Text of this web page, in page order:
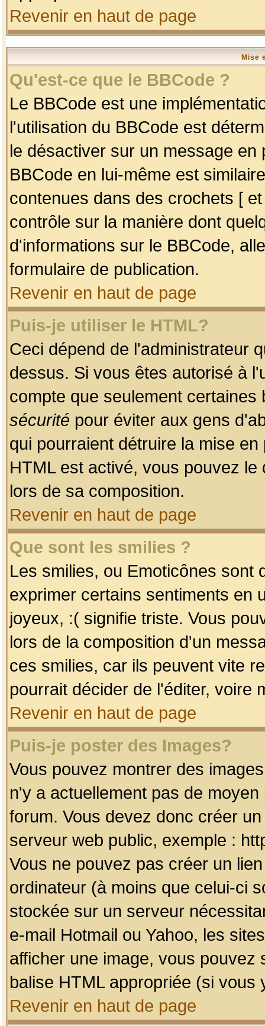
Revenir en haut de page
Mise
Qu'est-ce que le BBCode ?
Le BBCode est une
l'utilisation du BBCode est
le désactiver sur un message
BBCode en lui-même est
contenues dans des crochets [
contrôle sur la manière dont
d'informations sur le BBCode,
formulaire de publication.
Revenir en haut de page
Puis-je utiliser le HTML?
Ceci dépend de l'administrateur
dessus. Si vous êtes autorisé à
compte que seulement
sécurité pour éviter aux gens
qui pourraient détruire la mise
HTML est activé, vous pouvez
lors de sa composition.
Revenir en haut de page
Que sont les smilies ?
Les smilies, ou Emoticônes sont
exprimer certains sentiments en
joyeux, :( signifie triste. Vous
lors de la composition d'un
ces smilies, car ils peuvent vite
pourrait décider de l'éditer, voire
Revenir en haut de page
Puis-je poster des Images?
Vous pouvez montrer des
n'y a actuellement pas de
forum. Vous devez donc créer
serveur web public, exemple :
Vous ne pouvez pas créer un
ordinateur (à moins que celui-ci
stockée sur un serveur
e-mail Hotmail ou Yahoo, les
afficher une image, vous pouvez
balise HTML appropriée (si vous
Revenir en haut de page